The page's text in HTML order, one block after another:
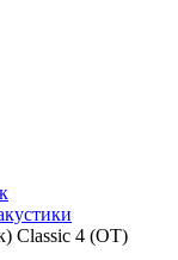
Classic 4 (OT)